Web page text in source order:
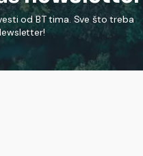
od BT tima. Sve što treba